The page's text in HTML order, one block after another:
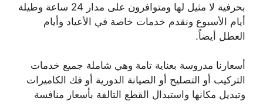
بحرفية لا مثيل لها ومتوافرون على مدار 24 ساعة وطيلة
أيام الأسبوع ونقدم خدمات خاصة في الأعياد وأيام
العطل أيضاً.
أسعارنا مدروسة بعناية تامة وهي شاملة جميع خدمات
التركيب أو التصليح أو الصيانة الدورية أو فك الكاميرات
وتبديل مكانها واستبدال القطع التالفة بأسعار منافسة